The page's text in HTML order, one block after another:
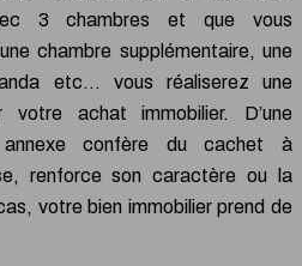
3 chambres et que vous
chambre supplémentaire, une
etc… vous réaliserez une
votre achat immobilier. D’une
annexe confère du cachet à
renforce son caractère ou la
votre bien immobilier prend de